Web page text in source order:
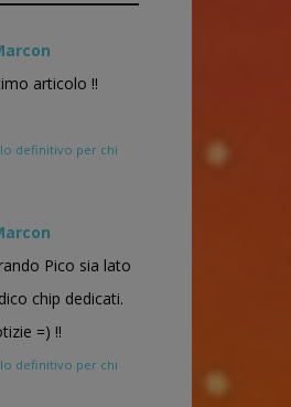
articolo !!
definitivo per chi
Pico sia lato
chip dedicati.
=) !!
definitivo per chi